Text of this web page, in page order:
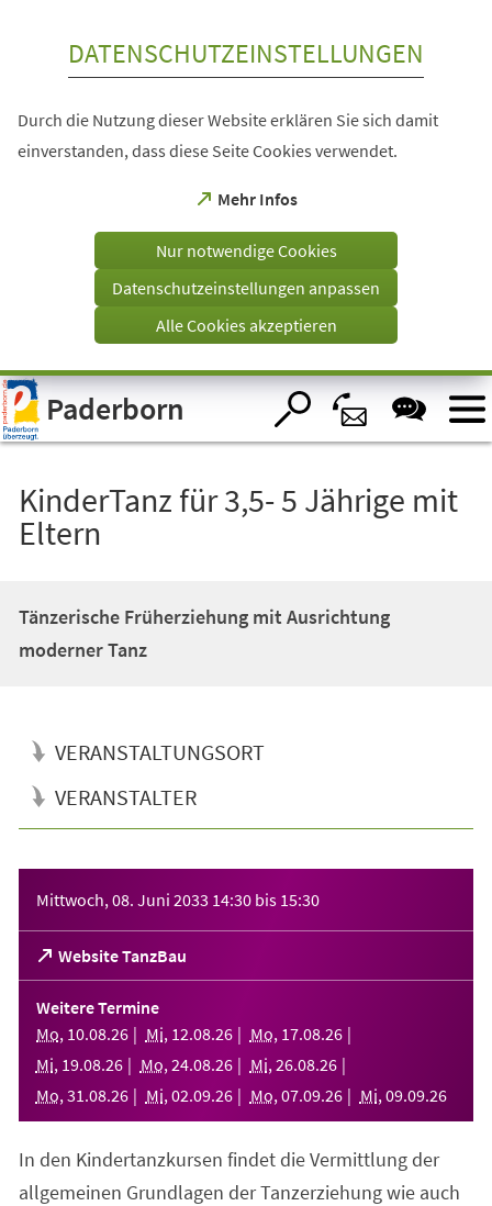
Visuelle
Assistenzsoftware
öffnen.
DATENSCHUTZEINSTELLUNGEN
Durch die Nutzung dieser Website erklären Sie sich damit
einverstanden, dass diese Seite Cookies verwendet.
Mehr Infos
(Öffnet
einem
Tab)
Nur notwendige Cookies
Datenschutzeinstellungen anpassen
Alle Cookies akzeptieren
Paderborn
KinderTanz für 3,5- 5 Jährige mit
Eltern
Tänzerische Früherziehung mit Ausrichtung
moderner Tanz
VERANSTALTUNGSORT
VERANSTALTER
Mittwoch, 08. Juni 2033 14:30 bis 15:30
Website TanzBau
(Öffnet
in
einem
neuen
Tab)
Weitere Termine
Mo, 10.08.26 Mi, 12.08.26 Mo, 17.08.26
Mi, 19.08.26 Mo, 24.08.26 Mi, 26.08.26
Mo, 31 .08.26 Mi, 02.09.26 Mo, 07.09.26 Mi, 09.09.26
In den Kindertanzkursen findet die Vermittlung der
allgemeinen Grundlagen der Tanzerziehung wie auch